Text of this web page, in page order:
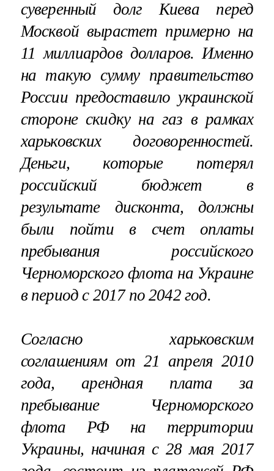
суверенный долг Киева перед
Москвой вырастет примерно на
11 миллиардов долларов. Именно
на такую сумму правительство
России предоставило украинской
стороне скидку на газ в рамках
харьковских договоренностей.
Деньги, которые потерял
российский бюджет в
результате дисконта, должны
были пойти в счет оплаты
пребывания российского
Черноморского флота на Украине
в период с 2017 по 2042 год.
Согласно харьковским
соглашениям от 21 апреля 2010
года, арендная плата за
пребывание Черноморского
флота РФ на территории
Украины, начиная с 28 мая 2017